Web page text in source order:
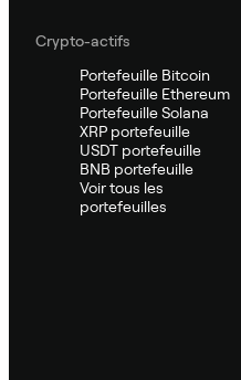
Crypto-actifs
Portefeuille Bitcoin
Portefeuille Ethereum
Portefeuille Solana
XRP portefeuille
USDT portefeuille
BNB portefeuille
Voir tous les
portefeuilles